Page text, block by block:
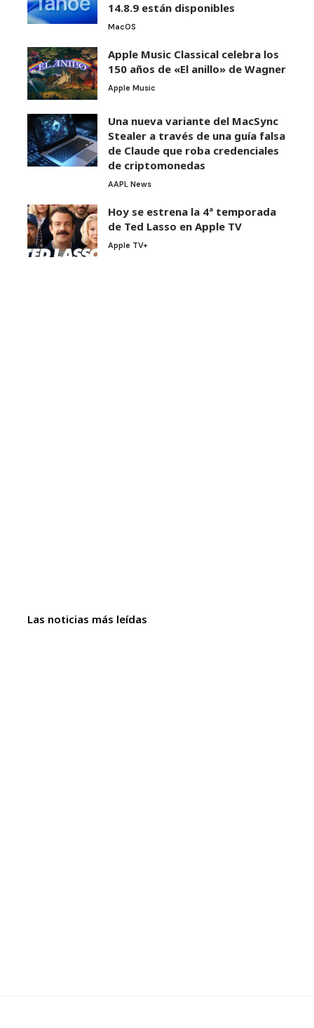
14.8.9 están disponibles
MacOS
Apple Music Classical celebra los
150 años de «El anillo» de Wagner
Apple Music
Una nueva variante del MacSync
Stealer a través de una guía falsa
de Claude que roba credenciales
de criptomonedas
AAPL News
Hoy se estrena la 4ª temporada
de Ted Lasso en Apple TV
Apple TV+
Las noticias más leídas